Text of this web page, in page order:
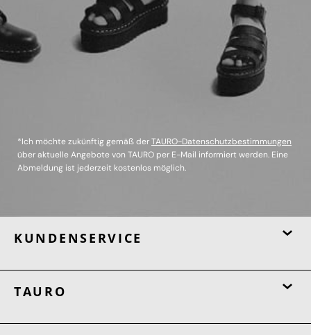
*Ich möchte zukünftig gemäß derTAURO-Datenschutzbestimmungen
über aktuelle Angebote von TAURO per E-Mail informiert werden. Eine
Abmeldung ist jederzeit kostenlos möglich.
KUNDENSERVICE
TAURO